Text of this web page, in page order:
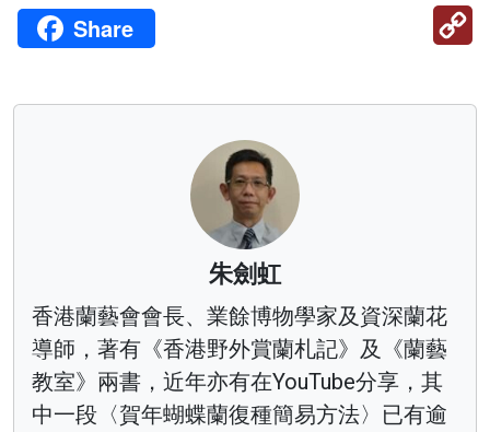
Share
朱劍虹
香港蘭藝會會長、業餘博物學家及資深蘭花
導師，著有《香港野外賞蘭札記》及《蘭藝
教室》兩書，近年亦有在YouTube分享，其
中一段〈賀年蝴蝶蘭復種簡易方法〉已有逾